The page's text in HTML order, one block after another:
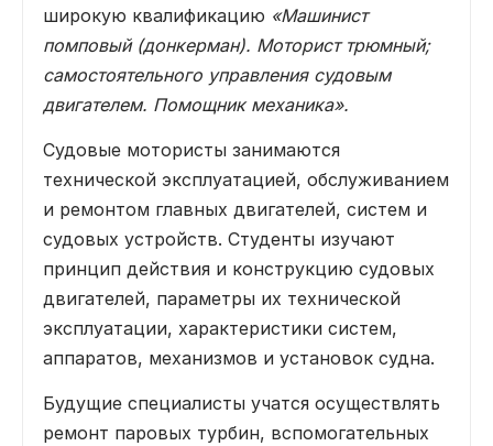
широкую квалификацию «Машинист
помповый (донкерман). Моторист трюмный;
самостоятельного управления судовым
двигателем. Помощник механика».
Судовые мотористы занимаются
технической эксплуатацией, обслуживанием
и ремонтом главных двигателей, систем и
судовых устройств. Студенты изучают
принцип действия и конструкцию судовых
двигателей, параметры их технической
эксплуатации, характеристики систем,
аппаратов, механизмов и установок судна.
Будущие специалисты учатся осуществлять
ремонт паровых турбин, вспомогательных